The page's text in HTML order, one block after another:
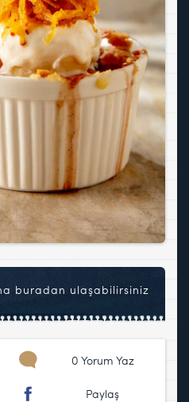
buradan ulaşabilirsiniz
0 Yorum Yaz
Paylaş